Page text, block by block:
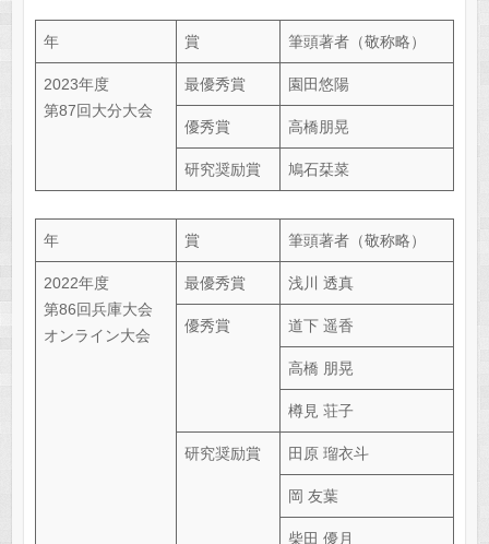
年 賞 筆頭著者（敬称略）
2023年度
第87回大分大会
最優秀賞 園田悠陽
優秀賞 高橋朋晃
研究奨励賞 鳩石栞菜
年 賞 筆頭著者（敬称略）
2022年度
第86回兵庫大会
オンライン大会
最優秀賞 浅川 透真
優秀賞 道下 遥香
高橋 朋晃
樽見 荘子
研究奨励賞 田原 瑠衣斗
岡 友葉
柴田 優月